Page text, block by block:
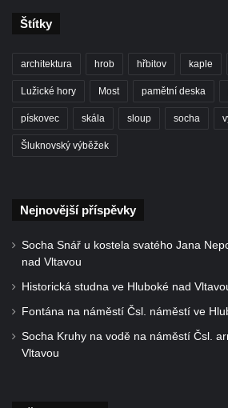
hřbitově v Benešově nad Ploučnicí
Hrob Franze Wünsche na hřbitově v
Benešově nad Ploučnicí
Pamětní deska Samuela Fullera na
Kenotaf Ericha Ullmanna na hřbitově
nad Desnou v Tanvaldu
Hrob sovětských dětí na hřbitově
Štítky
architektura hrob hřbitov kaple
Lužické hory Most pamětní deska
pískovec skála sloup socha
Šluknovský výběžek
Nejnovější příspěvky
Socha Snář u kostela svatého Jana
nad Vltavou
Historická studna ve Hluboké nad
Fontána na náměstí Čsl. náměstí ve
Socha Kruhy na vodě na náměstí Čsl.
Vltavou